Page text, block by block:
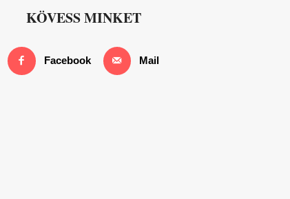
KÖVESS MINKET
Facebook Mail